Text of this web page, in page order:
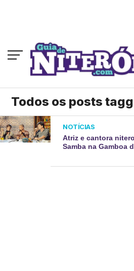
Todos os posts
NOTÍCIAS
Atriz e cantora
Samba na Gamboa